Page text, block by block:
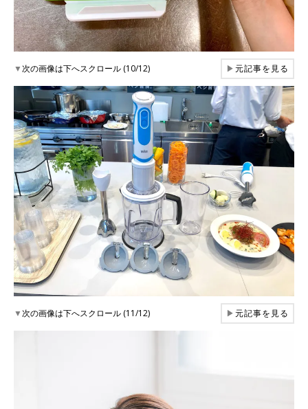
▼次の画像は下へスクロール (10/12) ▶元記事を見る
▼次の画像は下へスクロール (11/12) ▶元記事を見る